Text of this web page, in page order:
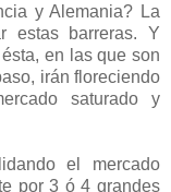
y Alemania? La
estas barreras. Y
en las que son
irán floreciendo
saturado y
el mercado
por 3 ó 4 grandes